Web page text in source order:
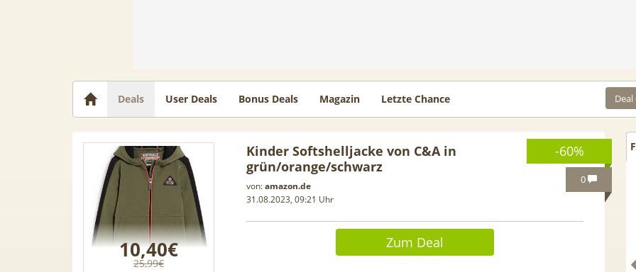
Deals User Deals Bonus Deals Magazin Letzte Chance
-60%
0
10,40€
25,99€
Kinder Softshelljacke von C&A in
grün/orange/schwarz
von:amazon.de
31.08.2023, 09:21 Uhr
Zum Deal